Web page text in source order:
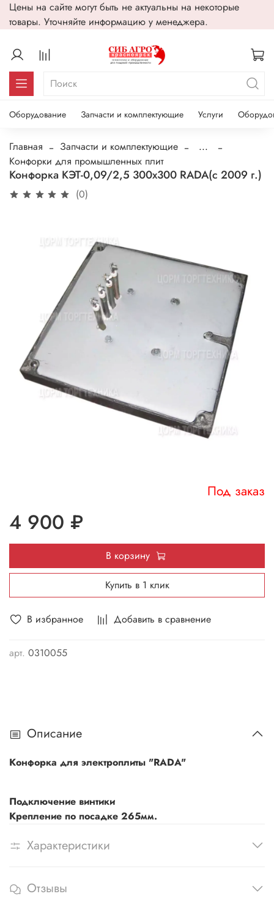
Цены на сайте могут быть не актуальны на некоторые
товары. Уточняйте информацию у менеджера.
Оборудование Запчасти и комплектующие Услуги
Главная Запчасти и комплектующие
...
Конфорки для промышленных плит
Конфорка КЭТ-0,09/2,5 300х300 RADA(с 2009 г.)
(0)
В избранное Добавить в сравнение
арт. 0310055
Под заказ
4 900 ₽
В корзину
Купить в 1 клик
Описание
Конфорка для электроплиты "RADA"
Подключение винтики
Крепление по посадке 265мм.
Характеристики
Отзывы